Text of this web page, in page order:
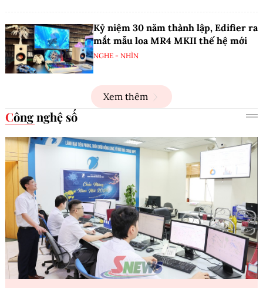
Kỷ niệm 30 năm thành lập, Edifier ra
mắt mẫu loa MR4 MKII thế hệ mới
NGHE - NHÌN
Xem thêm
Công nghệ số